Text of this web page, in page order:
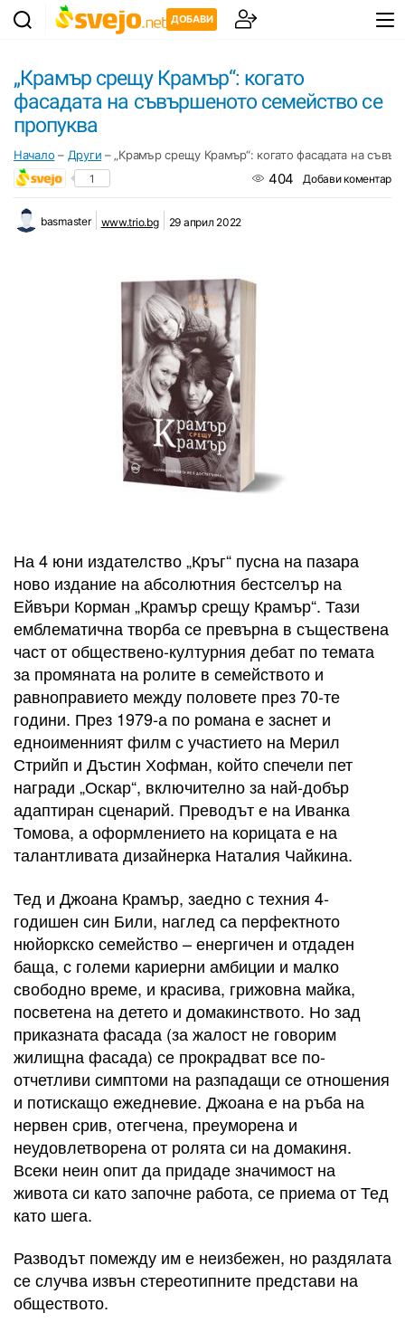
ДОБАВИ
„Крамър срещу Крамър“: когато
фасадата на съвършеното семейство се
пропуква
Начало – Други – „Крамър срещу Крамър“: когато фасадата на
1 404 Добави коментар
basmaster www.trio.bg 29 април 2022
На 4 юни издателство „Кръг“ пусна на пазара
ново издание на абсолютния бестселър на
Ейвъри Корман „Крамър срещу Крамър“. Тази
емблематична творба се превърна в съществена
част от обществено-културния дебат по темата
за промяната на ролите в семейството и
равноправието между половете през 70-те
години. През 1979-а по романа е заснет и
едноименният филм с участието на Мерил
Стрийп и Дъстин Хофман, който спечели пет
награди „Оскар“, включително за най-добър
адаптиран сценарий. Преводът е на Иванка
Томова, а оформлението на корицата е на
талантливата дизайнерка Наталия Чайкина.
Тед и Джоана Крамър, заедно с техния 4-
годишен син Били, наглед са перфектното
нюйоркско семейство – енергичен и отдаден
баща, с големи кариерни амбиции и малко
свободно време, и красива, грижовна майка,
посветена на детето и домакинството. Но зад
приказната фасада (за жалост не говорим
жилищна фасада) се прокрадват все по-
отчетливи симптоми на разпадащи се отношения
и потискащо ежедневие. Джоана е на ръба на
нервен срив, отегчена, преуморена и
неудовлетворена от ролята си на домакиня.
Всеки неин опит да придаде значимост на
живота си като започне работа, се приема от Тед
като шега.
Разводът помежду им е неизбежен, но раздялата
се случва извън стереотипните представи на
обществото.